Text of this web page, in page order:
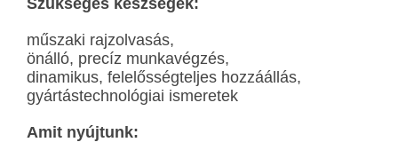
műszaki rajzolvasás,
önálló, precíz munkavégzés,
dinamikus, felelősségteljes hozzáállás,
gyártástechnológiai ismeretek
Amit nyújtunk: